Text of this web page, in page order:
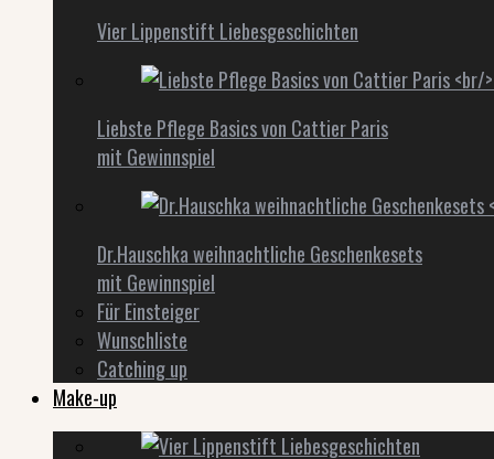
Vier Lippenstift Liebesgeschichten
Liebste Pflege Basics von Cattier Paris
mit Gewinnspiel
Dr.Hauschka weihnachtliche Geschenkesets
mit Gewinnspiel
Für Einsteiger
Wunschliste
Catching up
Make-up